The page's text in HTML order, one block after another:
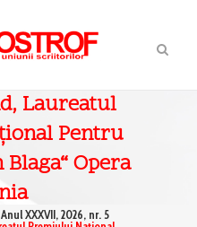
Laureatul
Pentru
Opera
Anul XXXVII, 2026, nr. 5